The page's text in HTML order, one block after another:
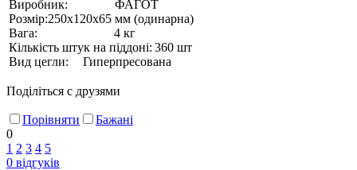
Виробник:
ФАГОТ
Розмір:250х120х65 мм (одинарна)
Вага:
4 кг
Кількість штук на піддоні: 360 шт
Вид цегли:
Гиперпресована
Поділіться с друзями
Порівняти
Бажані
0
1 2 3 4 5
0 відгуків